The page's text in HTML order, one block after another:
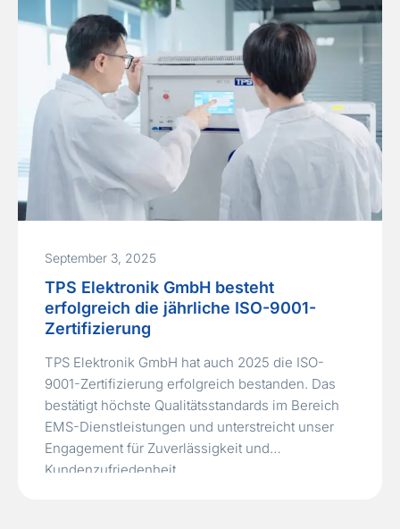
geliefert. Da der damalige Lohnfertiger…Read
More »
September 3, 2025
TPS Elektronik GmbH besteht
erfolgreich die jährliche ISO-9001-
Zertifizierung
TPS Elektronik GmbH hat auch 2025 die ISO-
9001-Zertifizierung erfolgreich bestanden. Das
bestätigt höchste Qualitätsstandards im Bereich
EMS-Dienstleistungen und unterstreicht unser
Engagement für Zuverlässigkeit und
Kundenzufriedenheit.